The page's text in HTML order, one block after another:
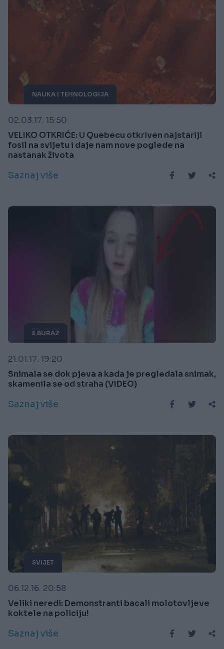
NAUKA I TEHNOLOGIJA
02.03.17. 15:50
VELIKO OTKRIĆE: U Quebecu otkriven najstariji
fosil na svijetu i daje nam nove poglede na
nastanak života
Saznaj više
E BURAZ
21.01.17. 19:20
Snimala se dok pjeva a kada je pregledala snimak,
skamenila se od straha (VIDEO)
Saznaj više
SVIJET
06.12.16. 20:58
Veliki neredi: Demonstranti bacali molotovljeve
koktele na policiju!
Saznaj više